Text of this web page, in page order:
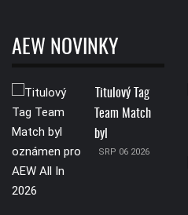
AEW NOVINKY
Titulový Tag
Team Match
byl
SRP 06 2026